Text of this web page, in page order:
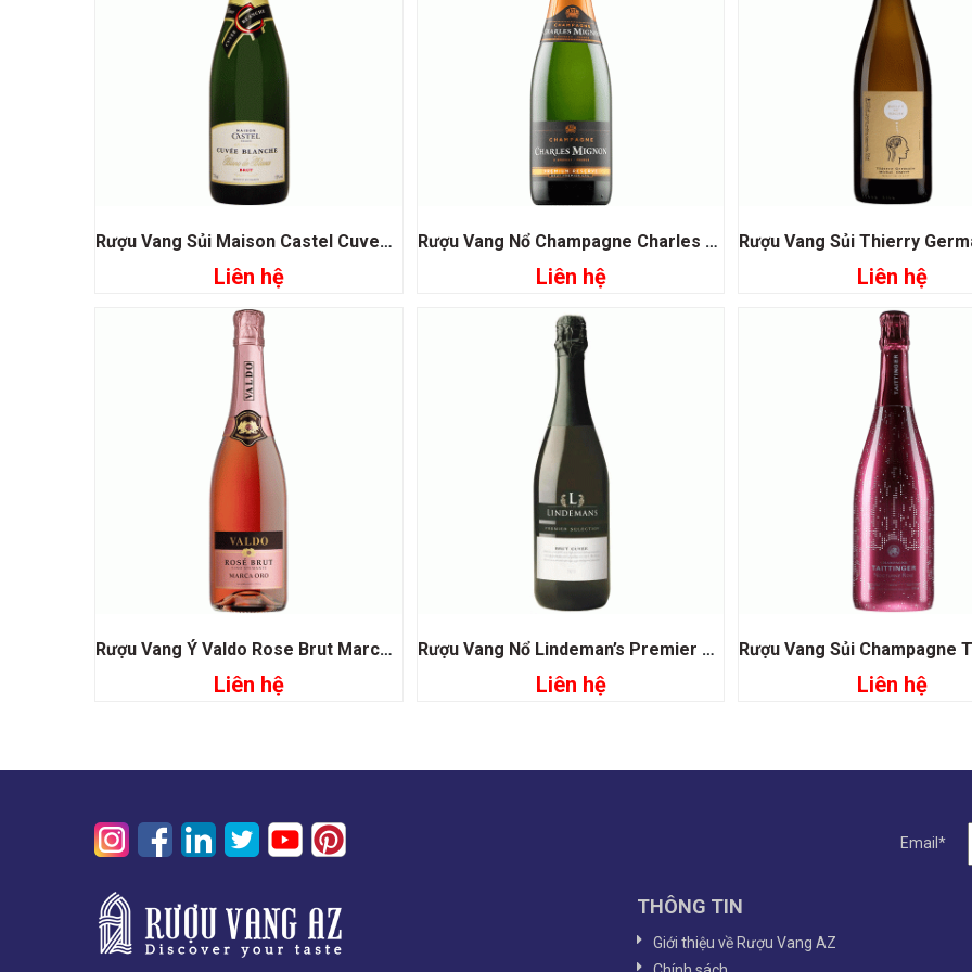
Đọc tiếp
Rượu Vang Sủi Maison Castel Cuvee Blanche
Liên hệ
Đọc tiếp
Rượu Vang Nổ Champagne Charles Mignon Premium Reserve
Liên hệ
Đọc tiếp
Liên hệ
Đọc tiếp
Rượu Vang Ý Valdo Rose Brut Marco Oro
Liên hệ
Đọc tiếp
Rượu Vang Nổ Lindeman’s Premier Seclection Brut cuvee
Liên hệ
Đọc tiếp
Liên hệ
Email*
THÔNG TIN
Giới thiệu về Rượu Vang AZ